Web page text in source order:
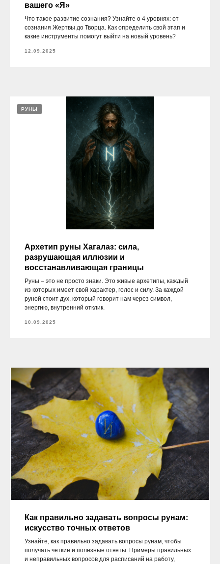
вашего «Я»
Что такое развитие сознания? Узнайте о 4 уровнях: от
сознания Жертвы до Творца. Как определить свой этап и
какие инструменты помогут выйти на новый уровень?
12.09.2025
РУНЫ
Архетип руны Хагалаз: сила,
разрушающая иллюзии и
восстанавливающая границы
Руны – это не просто знаки. Это живые архетипы, каждый
из которых имеет свой характер, голос и силу. За каждой
руной стоит дух, который говорит нам через символ,
энергию, внутренний отклик.
10.09.2025
Как правильно задавать вопросы рунам:
искусство точных ответов
Узнайте, как правильно задавать вопросы рунам, чтобы
получать четкие и полезные ответы. Примеры правильных
и неправильных вопросов для расписаний на работу,